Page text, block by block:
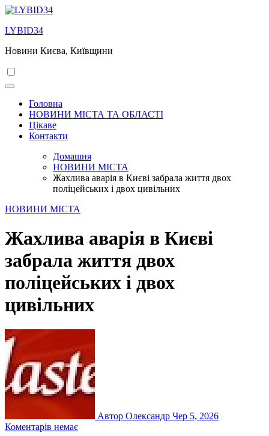
Перейти
вмісту
LYBID34
Новини Києва, Київщини
Головна
НОВИНИ МІСТА ТА ОБЛАСТІ
Цікаве
Контакти
Домашня
НОВИНИ МІСТА
Жахлива аварія в Києві забрала життя двох
поліцейських і двох цивільних
НОВИНИ МІСТА
Жахлива аварія в Києві
забрала життя двох
поліцейських і двох
цивільних
Автор Олександр Чер 5, 2026
Коментарів немає